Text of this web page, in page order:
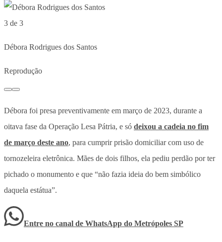
3 de 3
Débora Rodrigues dos Santos
Reprodução
Débora foi presa preventivamente em março de 2023, durante a
oitava fase da Operação Lesa Pátria, e só deixou a cadeia no fim
de março deste ano, para cumprir prisão domiciliar com uso de
tornozeleira eletrônica. Mães de dois filhos, ela pediu perdão por ter
pichado o monumento e que “não fazia ideia do bem simbólico
daquela estátua”.
Entre no canal de WhatsApp do Metrópoles SP